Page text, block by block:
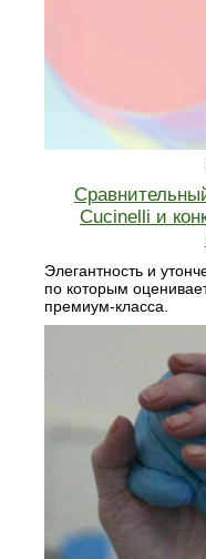
Cucinelli и
Элегантность и
по которым
премиум‑класса.